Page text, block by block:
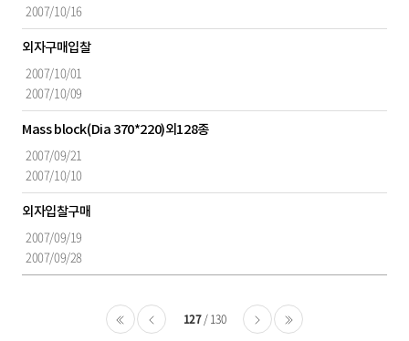
2007/10/16
외자구매입찰
2007/10/01
2007/10/09
Mass block(Dia 370*220)외128종
2007/09/21
2007/10/10
외자입찰구매
2007/09/19
2007/09/28
127 130